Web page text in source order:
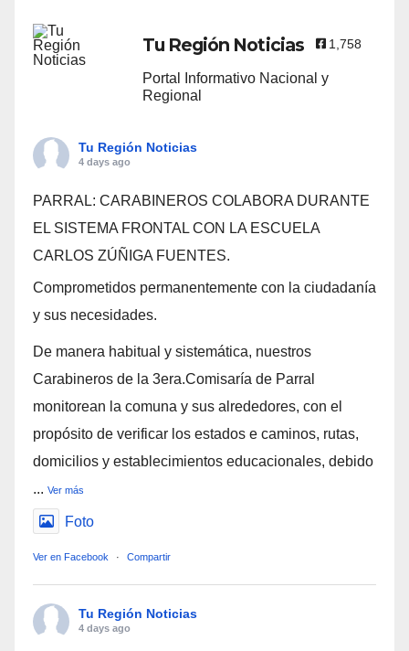
Tu Región Noticias 1,758
Portal Informativo Nacional y
Regional
Tu Región Noticias
4 days ago
PARRAL: CARABINEROS COLABORA DURANTE
EL SISTEMA FRONTAL CON LA ESCUELA
CARLOS ZÚÑIGA FUENTES.
Comprometidos permanentemente con la ciudadanía
y sus necesidades.
De manera habitual y sistemática, nuestros
Carabineros de la 3era.Comisaría de Parral
monitorean la comuna y sus alrededores, con el
propósito de verificar los estados e caminos, rutas,
domicilios y establecimientos educacionales, debido
... Ver más
Foto
Ver en Facebook · Compartir
Tu Región Noticias
4 days ago